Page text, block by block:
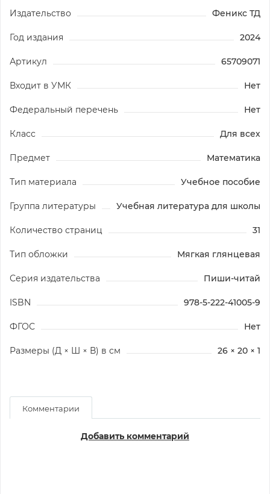
Издательство Феникс ТД
Год издания 2024
Артикул 65709071
Входит в УМК Нет
Федеральный перечень Нет
Класс Для всех
Предмет Математика
Тип материала Учебное пособие
Группа литературы Учебная литература для школы
Количество страниц 31
Тип обложки Мягкая глянцевая
Серия издательства Пиши-читай
ISBN 978-5-222-41005-9
ФГОС Нет
Размеры (Д × Ш × В) в см 26 × 20 × 1
Комментарии
Добавить комментарий